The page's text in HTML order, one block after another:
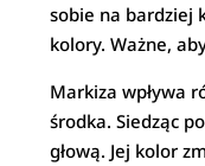
sobie na bardziej
kolory. Ważne,
Markiza wpływa
środka. Siedząc
głową. Jej kolor